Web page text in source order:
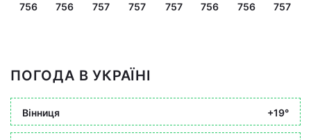
756 756 757 757 757 756 756 757
ПОГОДА В УКРАЇНІ
Вінниця +19°